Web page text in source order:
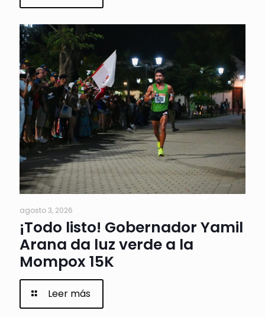
agosto 3, 2026
¡Todo listo! Gobernador Yamil
Arana da luz verde a la
Mompox 15K
Leer más